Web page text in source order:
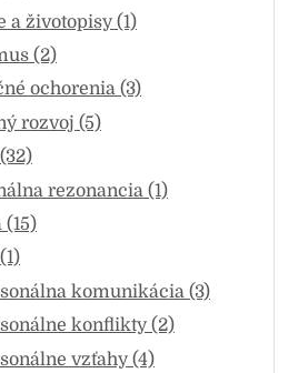
a životopisy (1)
(2)
ochorenia (3)
rozvoj (5)
rezonancia (1)
komunikácia (3)
konflikty (2)
vzťahy (4)